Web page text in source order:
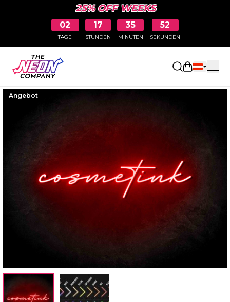
25% OFF WEEKS
02
TAGE
17
STUNDEN
35
MINUTEN
51
SEKUNDEN
Angebot